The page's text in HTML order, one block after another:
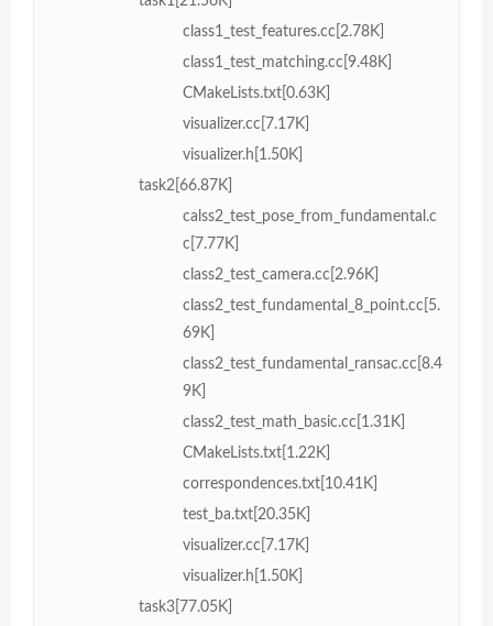
class1_test_features.cc[2.78K]
class1_test_matching.cc[9.48K]
CMakeLists.txt[0.63K]
visualizer.cc[7.17K]
visualizer.h[1.50K]
task2[66.87K]
calss2_test_pose_from_fundamental.c
c[7.77K]
class2_test_camera.cc[2.96K]
class2_test_fundamental_8_point.cc[5.
69K]
class2_test_fundamental_ransac.cc[8.4
9K]
class2_test_math_basic.cc[1.31K]
CMakeLists.txt[1.22K]
correspondences.txt[10.41K]
test_ba.txt[20.35K]
visualizer.cc[7.17K]
visualizer.h[1.50K]
task3[77.05K]